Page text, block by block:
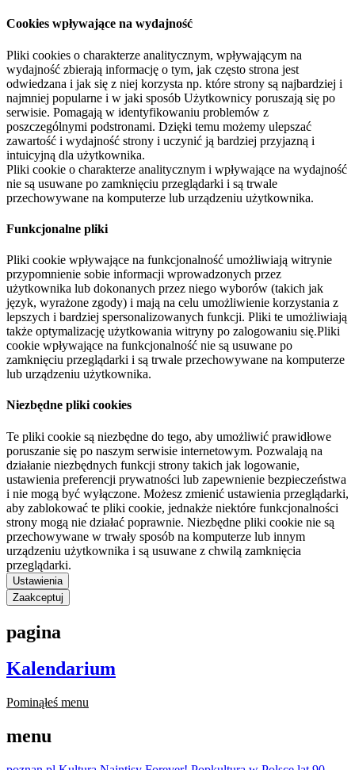
Cookies wpływające na wydajność
Pliki cookies o charakterze analitycznym, wpływającym na
wydajność zbierają informację o tym, jak często strona jest
odwiedzana i jak się z niej korzysta np. które strony są najbardziej i
najmniej popularne i w jaki sposób Użytkownicy poruszają się po
serwisie. Pomagają w identyfikowaniu problemów z
poszczególnymi podstronami. Dzięki temu możemy ulepszać
zawartość i wydajność strony i uczynić ją bardziej przyjazną i
intuicyjną dla użytkownika.
Pliki cookie o charakterze analitycznym i wpływające na wydajność
nie są usuwane po zamknięciu przeglądarki i są trwale
przechowywane na komputerze lub urządzeniu użytkownika.
Funkcjonalne pliki
Pliki cookie wpływające na funkcjonalność umożliwiają witrynie
przypomnienie sobie informacji wprowadzonych przez
użytkownika lub dokonanych przez niego wyborów (takich jak
język, wyrażone zgody) i mają na celu umożliwienie korzystania z
lepszych i bardziej spersonalizowanych funkcji. Pliki te umożliwiają
także optymalizację użytkowania witryny po zalogowaniu się.Pliki
cookie wpływające na funkcjonalność nie są usuwane po
zamknięciu przeglądarki i są trwale przechowywane na komputerze
lub urządzeniu użytkownika.
Niezbędne pliki cookies
Te pliki cookie są niezbędne do tego, aby umożliwić prawidłowe
poruszanie się po naszym serwisie internetowym. Pozwalają na
działanie niezbędnych funkcji strony takich jak logowanie,
ustawienia preferencji prywatności lub zapewnienie bezpieczeństwa
i nie mogą być wyłączone. Możesz zmienić ustawienia przeglądarki,
aby zablokować te pliki cookie, jednakże niektóre funkcjonalności
strony mogą nie działać poprawnie. Niezbędne pliki cookie nie są
przechowywane w trwały sposób na komputerze lub innym
urządzeniu użytkownika i są usuwane z chwilą zamknięcia
przeglądarki.
Ustawienia
Zaakceptuj
pagina
Kalendarium
Pominąłeś menu
menu